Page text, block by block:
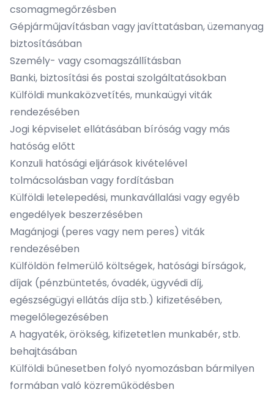
csomagmegőrzésben
Gépjárműjavításban vagy javíttatásban, üzemanyag
biztosításában
Személy- vagy csomagszállításban
Banki, biztosítási és postai szolgáltatásokban
Külföldi munkaközvetítés, munkaügyi viták
rendezésében
Jogi képviselet ellátásában bíróság vagy más
hatóság előtt
Konzuli hatósági eljárások kivételével
tolmácsolásban vagy fordításban
Külföldi letelepedési, munkavállalási vagy egyéb
engedélyek beszerzésében
Magánjogi (peres vagy nem peres) viták
rendezésében
Külföldön felmerülő költségek, hatósági bírságok,
díjak (pénzbüntetés, óvadék, ügyvédi díj,
egészségügyi ellátás díja stb.) kifizetésében,
megelőlegezésében
A hagyaték, örökség, kifizetetlen munkabér, stb.
behajtásában
Külföldi bűnesetben folyó nyomozásban bármilyen
formában való közreműködésben